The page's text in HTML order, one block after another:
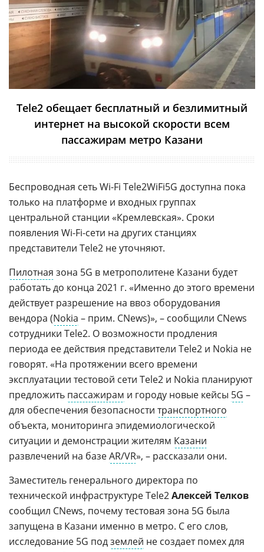
Tele2 обещает бесплатный и безлимитный
интернет на высокой скорости всем
пассажирам метро Казани
Беспроводная сеть Wi-Fi Tele2WiFi5G доступна пока
только на платформе и входных группах
центральной станции «Кремлевская». Сроки
появления Wi-Fi-сети на других станциях
представители Tele2 не уточняют.
Пилотная зона 5G в метрополитене Казани будет
работать до конца 2021 г. «Именно до этого времени
действует разрешение на ввоз оборудования
вендора (Nokia – прим. CNews)», – сообщили CNews
сотрудники Tele2. О возможности продления
периода ее действия представители Tele2 и Nokia не
говорят. «На протяжении всего времени
эксплуатации тестовой сети Tele2 и Nokia планируют
предложить пассажирам и городу новые кейсы 5G –
для обеспечения безопасности транспортного
объекта, мониторинга эпидемиологической
ситуации и демонстрации жителям Казани
развлечений на базеAR/VR», – рассказали они.
Заместитель генерального директора по
технической инфраструктуре Tele2Алексей Телков
сообщил CNews, почему тестовая зона 5G была
запущена в Казани именно в метро. С его слов,
исследование 5G подземлей не создает помех для